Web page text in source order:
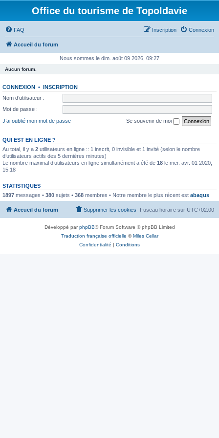
Office du tourisme de Topoldavie
FAQ Connexion
Inscription
Accueil du forum
Nous sommes le dim. août 09 2026, 09:27
Aucun forum.
CONNEXION • INSCRIPTION
Nom d’utilisateur :
Mot de passe :
J’ai oublié mon mot de passe
Se souvenir de moi
QUI EST EN LIGNE ?
Au total, il y a 2 utilisateurs en ligne :: 1 inscrit, 0 invisible et 1 invité (selon le nombre
d’utilisateurs actifs des 5 dernières minutes)
Le nombre maximal d’utilisateurs en ligne simultanément a été de 18 le mer. avr. 01 2020,
15:18
STATISTIQUES
1897 messages • 380 sujets • 368 membres • Notre membre le plus récent est abaqus
Accueil du forum Fuseau horaire sur UTC+02:00
Supprimer les cookies
Développé parphpBB® Forum Software © phpBB Limited
Traduction française officielle ©Miles Cellar
Confidentialité | Conditions